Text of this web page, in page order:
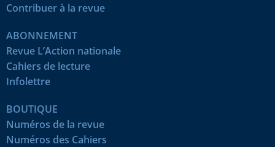
Contribuer à la revue
ABONNEMENT
Revue L’Action nationale
Cahiers de lecture
Infolettre
BOUTIQUE
Numéros de la revue
Numéros des Cahiers